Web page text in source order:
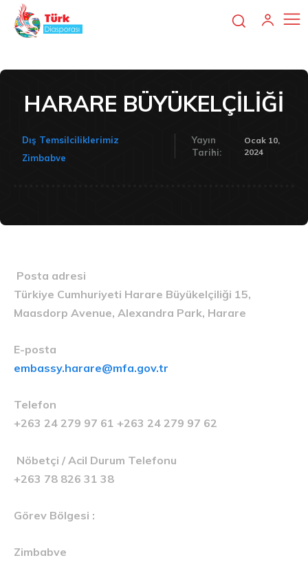
HARARE BÜYÜKELÇİLİĞİ
Dış Temsilciliklerimiz
Zimbabve
Yayın
Tarihi:
Ocak 10,
2024
Posta adresi
Türkiye Cumhuriyeti Harare Büyükelçiliği 15,
Maasdorp Avenue, Alexandra Park, Harare
E-posta
embassy.harare@mfa.gov.tr
Telefon
+263 24 279 97 61 +263 24 279 97 62
Nöbetçi / Acil Durum Telefonu
+263 78 826 31 38
Görev Bölgesi :
Zimbabve